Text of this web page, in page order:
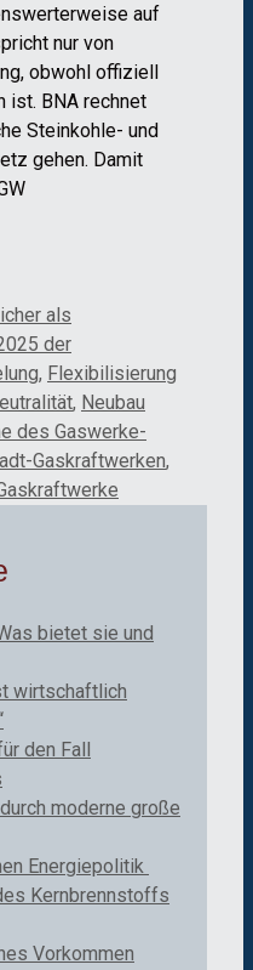
auf
nur von
obwohl offiziell
ist. BNA rechnet
Steinkohle- und
gehen. Damit
als
der
, Flexibilisierung
, Neubau
des Gaswerke-
Gaskraftwerken,
bietet sie und
wirtschaftlich
den Fall
moderne große
Energiepolitik
Kernbrennstoffs
Vorkommen